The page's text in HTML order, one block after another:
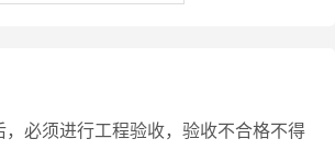
，必须进行工程验收，验收不合格不得